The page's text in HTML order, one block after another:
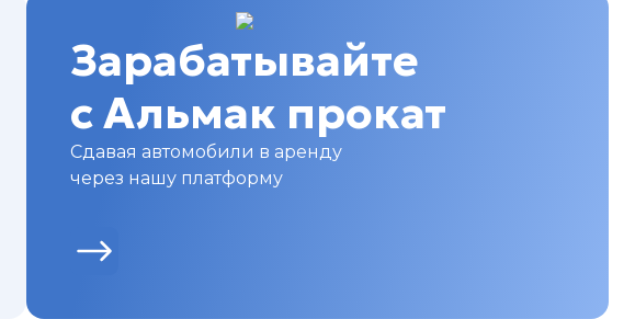
Зарабатывайте
с Альмак прокат
Сдавая автомобили в аренду
через нашу платформу